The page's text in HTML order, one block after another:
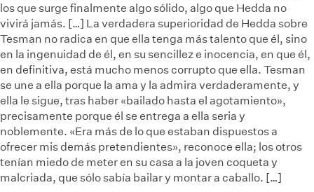
los que surge finalmente algo sólido, algo que Hedda no
vivirá jamás. […] La verdadera superioridad de Hedda sobre
Tesman no radica en que ella tenga más talento que él, sino
en la ingenuidad de él, en su sencillez e inocencia, en que él,
en definitiva, está mucho menos corrupto que ella. Tesman
se une a ella porque la ama y la admira verdaderamente, y
ella le sigue, tras haber «bailado hasta el agotamiento»,
precisamente porque él se entrega a ella seria y
noblemente. «Era más de lo que estaban dispuestos a
ofrecer mis demás pretendientes», reconoce ella; los otros
tenían miedo de meter en su casa a la joven coqueta y
malcriada, que sólo sabía bailar y montar a caballo. […]